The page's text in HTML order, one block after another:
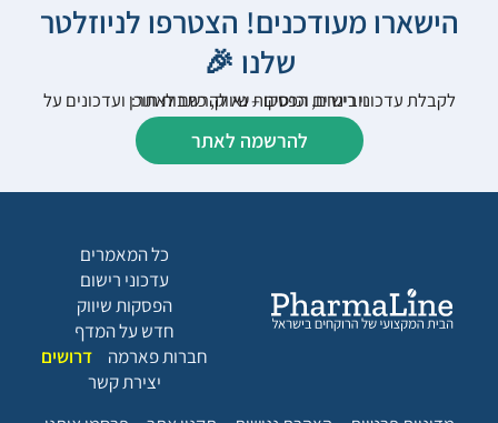
הישארו מעודכנים! הצטרפו לניוזלטר
שלנו 🎉
לקבלת עדכוני רישום, הפסקות שיווק, כתבות תוכן ועדכונים על וובינרים וכנסים – נא להרשם לאתר:
להרשמה לאתר
כל המאמרים
עדכוני רישום
הפסקות שיווק
חדש על המדף
חברות פארמה
דרושים
יצירת קשר